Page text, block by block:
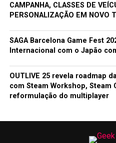
CAMPANHA, CLASSES DE
PERSONALIZAÇÃO EM NOVO
SAGA Barcelona Game Fest
Internacional com o Japão
OUTLIVE 25 revela roadmap
com Steam Workshop, Steam
reformulação do multiplayer